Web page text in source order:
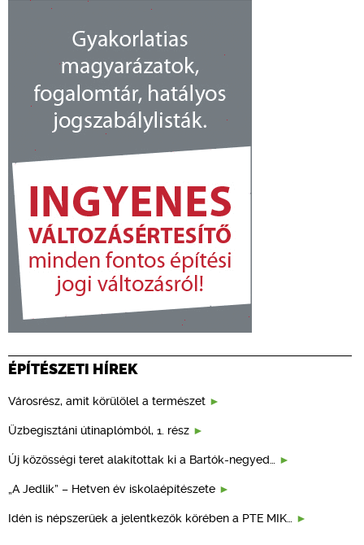
ÉPÍTÉSZETI HÍREK
Városrész, amit körülölel a természet
Üzbegisztáni útinaplómból, 1. rész
Új közösségi teret alakítottak ki a Bartók-negyed…
„A Jedlik” – Hetven év iskolaépítészete
Idén is népszerűek a jelentkezők körében a PTE MIK…